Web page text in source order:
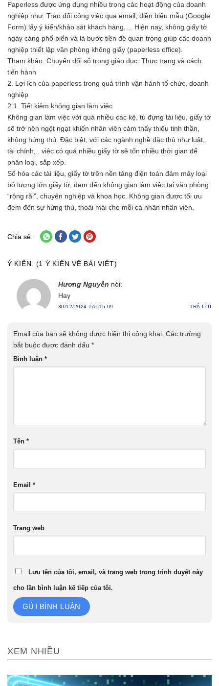
Paperless được ứng dụng nhiều trong các hoạt động của doanh
nghiệp như: Trao đổi công việc qua email, điền biểu mẫu (Google
Form) lấy ý kiến/khảo sát khách hàng,… Hiện nay, không giấy tờ
ngày càng phổ biến và là bước tiền đề quan trọng giúp các doanh
nghiệp thiết lập văn phòng không giấy (paperless office).
Tham khảo: Chuyển đổi số trong giáo dục: Thực trạng và cách
tiến hành
2. Lợi ích của paperless trong quá trình vận hành tổ chức, doanh
nghiệp
2.1. Tiết kiệm không gian làm việc
Không gian làm việc với quá nhiều các kệ, tủ đựng tài liệu, giấy tờ
sẽ trở nên ngột ngạt khiến nhân viên cảm thấy thiếu tinh thần,
không hứng thú. Đặc biệt, với các ngành nghề đặc thù như luật,
tài chính,.. việc có quá nhiều giấy tờ sẽ tốn nhiều thời gian để
phân loại, sắp xếp.
Số hóa các tài liệu, giấy tờ trên nền tảng điện toán đám mây loại
bỏ lượng lớn giấy tờ, đem đến không gian làm việc tại văn phòng
“rộng rãi”, chuyên nghiệp và khoa học. Không gian được tối ưu
đem đến sự hứng thú, thoải mái cho mỗi cá nhân nhân viên.
Chia sẻ:
Ý KIẾN: (1 Ý KIẾN VỀ BÀI VIẾT)
Hương Nguyễn nói:
Hay
30/12/2024 TẠI 15:09 TRẢ LỜI
Email của bạn sẽ không được hiển thị công khai. Các trường
bắt buộc được đánh dấu *
Bình luận *
Tên *
Email *
Trang web
Lưu tên của tôi, email, và trang web trong trình duyệt này
cho lần bình luận kế tiếp của tôi.
XEM NHIỀU